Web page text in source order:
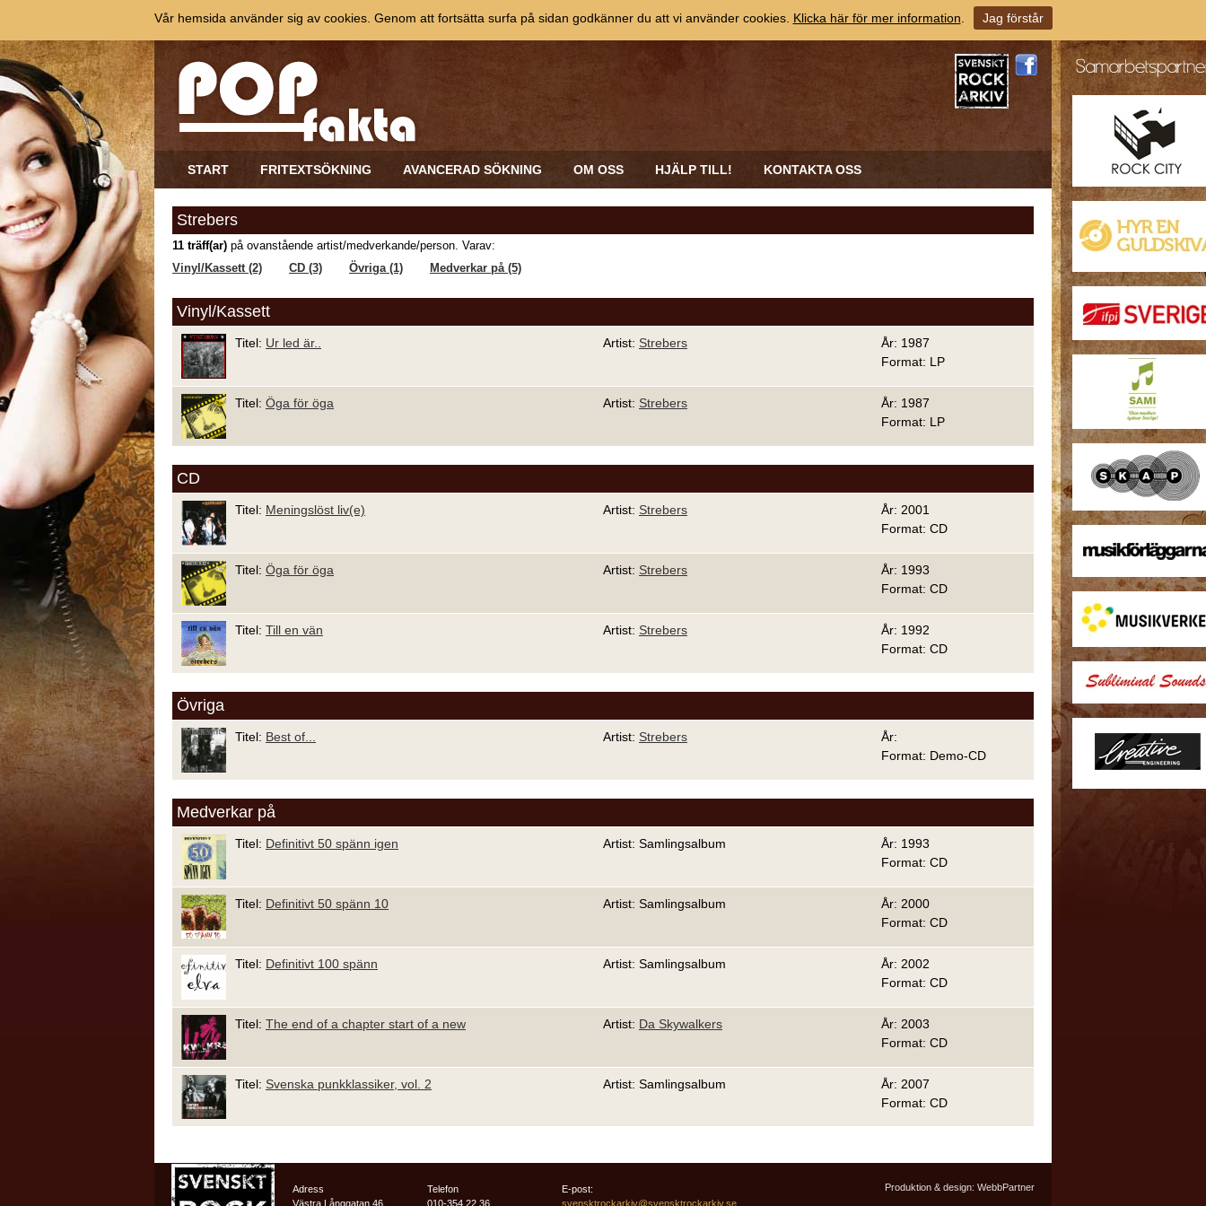
START FRITEXTSÖKNING AVANCERAD SÖKNING OM OSS HJÄLP TILL! KONTAKTA OSS
Strebers
11 träff(ar) på ovanstående artist/medverkande/person. Varav:
Vinyl/Kassett (2)
CD (3) Övriga (1) Medverkar på (5)
Vinyl/Kassett
Titel: Ur led är.. Artist: Strebers
År: 1987
Format: LP
Titel: Öga för öga Artist: Strebers
År: 1987
Format: LP
CD
Titel: Meningslöst liv(e) Artist: Strebers
År: 2001
Format: CD
Titel: Öga för öga Artist: Strebers
År: 1993
Format: CD
Titel: Till en vän Artist: Strebers
År: 1992
Format: CD
Övriga
Titel: Best of... Artist: Strebers
År:
Format: Demo-CD
Medverkar på
Titel: Definitivt 50 spänn igen Artist: Samlingsalbum
År: 1993
Format: CD
Titel: Definitivt 50 spänn 10 Artist: Samlingsalbum
År: 2000
Format: CD
Titel: Definitivt 100 spänn Artist: Samlingsalbum
År: 2002
Format: CD
Titel: The end of a chapter start of a new Artist: Da Skywalkers
År: 2003
Format: CD
Titel: Svenska punkklassiker, vol. 2 Artist: Samlingsalbum
År: 2007
Format: CD
Adress
Västra Långgatan 46
Telefon
010-354 22 36
E-post:
svensktrockarkiv@svensktrockarkiv.se
Produktion & design: WebbPartner
Vår hemsida använder sig av cookies. Genom att fortsätta surfa på sidan godkänner du att vi använder cookies. Klicka här för mer information Jag förstår